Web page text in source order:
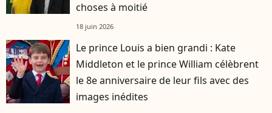
choses à moitié
18 juin 2026
Le prince Louis a bien grandi : Kate
Middleton et le prince William célèbrent
le 8e anniversaire de leur fils avec des
images inédites